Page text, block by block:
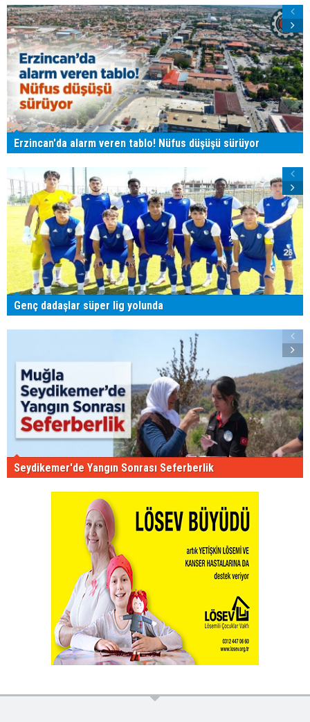
Erzincan'da alarm veren tablo! Nüfus düşüşü sürüyor
Genç dadaşlar süper lig yolunda
Seydikemer'de Yangın Sonrası Seferberlik